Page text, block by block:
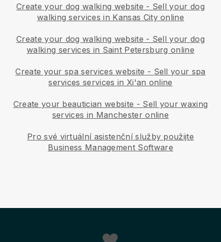
Create your dog walking website - Sell your dog
walking services in Kansas City online
Create your dog walking website - Sell your dog
walking services in Saint Petersburg online
Create your spa services website - Sell your spa
services services in Xi'an online
Create your beautician website - Sell your waxing
services in Manchester online
Pro své virtuální asistenční služby použijte
Business Management Software